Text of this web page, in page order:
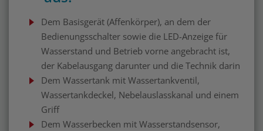
Dem Basisgerät (Affenkörper), an dem der
Bedienungsschalter sowie die LED-Anzeige für
Wasserstand und Betrieb vorne angebracht ist,
der Kabelausgang darunter und die Technik darin
Dem Wassertank mit Wassertankventil,
Wassertankdeckel, Nebelauslasskanal und einem
Griff
Dem Wasserbecken mit Wasserstandsensor,